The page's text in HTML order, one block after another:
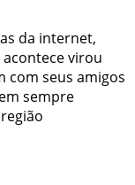
da internet,
virou
com seus amigos
sempre